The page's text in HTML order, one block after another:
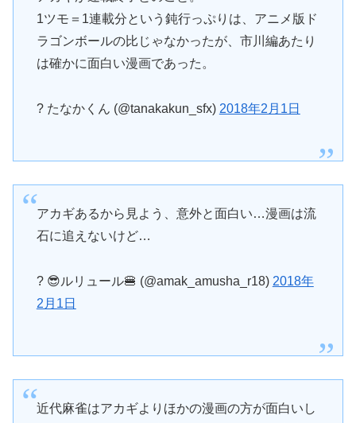
1ツモ＝1連載分という鈍行っぷりは、アニメ版ド
ラゴンボールの比じゃなかったが、市川編あたり
は確かに面白い漫画であった。
? たなかくん (@tanakakun_sfx) 2018年2月1日
アカギあるから見よう、意外と面白い…漫画は流
石に追えないけど…
? 😎ルリュール🍔 (@amak_amusha_r18) 2018年
2月1日
近代麻雀はアカギよりほかの漫画の方が面白いし